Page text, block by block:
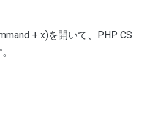
+ x)を開いて、PHP CS